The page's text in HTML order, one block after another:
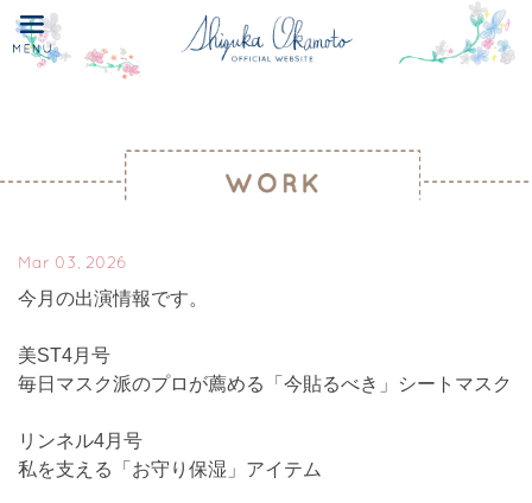
Mar 03, 2026
今月の出演情報です。
美ST4月号
毎日マスク派のプロが薦める「今貼るべき」シートマスク
リンネル4月号
私を支える「お守り保湿」アイテム